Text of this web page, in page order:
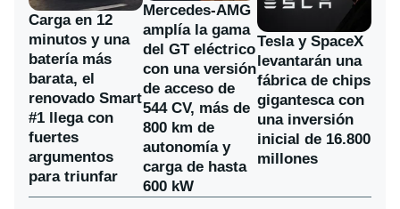
Carga en 12
minutos y una
batería más
barata, el
renovado Smart
#1 llega con
fuertes
argumentos
para triunfar
Mercedes-AMG
amplía la gama
del GT eléctrico
con una versión
de acceso de
544 CV, más de
800 km de
autonomía y
carga de hasta
600 kW
Tesla y SpaceX
levantarán una
fábrica de chips
gigantesca con
una inversión
inicial de 16.800
millones